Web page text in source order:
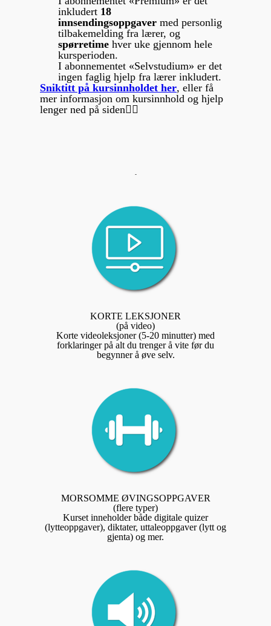
inkludert 18
innsendingsoppgaver med personlig
tilbakemelding fra lærer, og
spørretime hver uke gjennom hele
kursperioden.
I abonnementet «Selvstudium» er det
ingen faglig hjelp fra lærer inkludert.
Sniktitt på kursinnholdet her, eller få
mer informasjon om kursinnhold og hjelp
lenger ned på siden👇🏻
-
KORTE LEKSJONER
(på video)
Korte videoleksjoner (5-20 minutter) med
forklaringer på alt du trenger å vite før du
begynner å øve selv.
MORSOMME ØVINGSOPPGAVER
(flere typer)
Kurset inneholder både digitale quizer
(lytteoppgaver), diktater, uttaleoppgaver (lytt og
gjenta) og mer.